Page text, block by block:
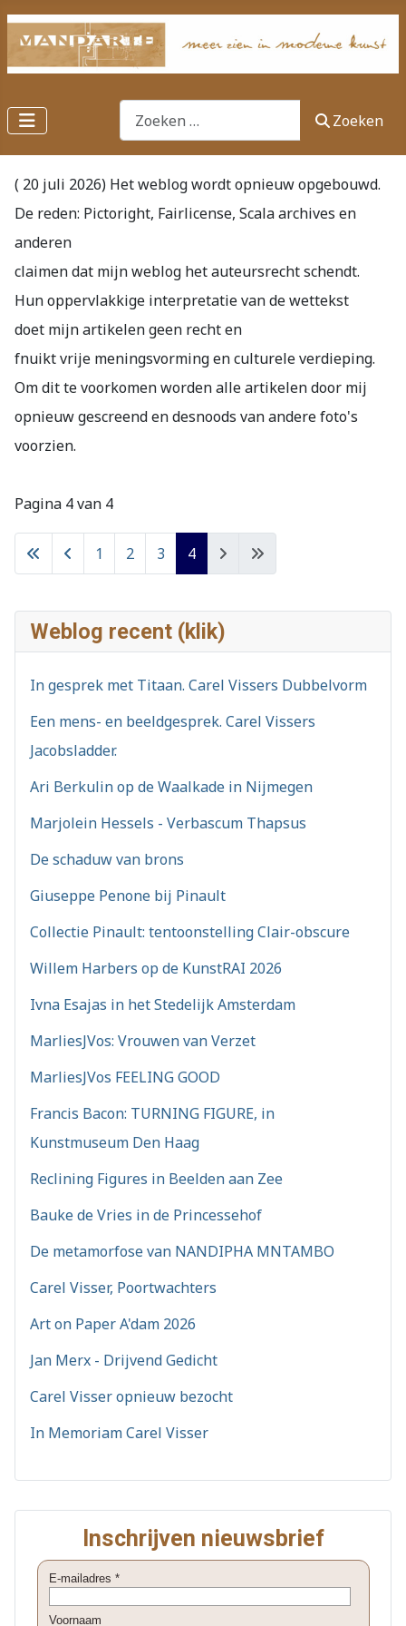
Zoeken Zoeken
( 20 juli 2026) Het weblog wordt opnieuw opgebouwd.
De reden: Pictoright, Fairlicense, Scala archives en
anderen
claimen dat mijn weblog het auteursrecht schendt.
Hun oppervlakkige interpretatie van de wettekst
doet mijn artikelen geen recht en
fnuikt vrije meningsvorming en culturele verdieping.
Om dit te voorkomen worden alle artikelen door mij
opnieuw gescreend en desnoods van andere foto's
voorzien.
Pagina 4 van 4
1 2 3 4
Weblog recent (klik)
In gesprek met Titaan. Carel Vissers Dubbelvorm
Een mens- en beeldgesprek. Carel Vissers
Jacobsladder.
Ari Berkulin op de Waalkade in Nijmegen
Marjolein Hessels - Verbascum Thapsus
De schaduw van brons
Giuseppe Penone bij Pinault
Collectie Pinault: tentoonstelling Clair-obscure
Willem Harbers op de KunstRAI 2026
Ivna Esajas in het Stedelijk Amsterdam
MarliesJVos: Vrouwen van Verzet
MarliesJVos FEELING GOOD
Francis Bacon: TURNING FIGURE, in
Kunstmuseum Den Haag
Reclining Figures in Beelden aan Zee
Bauke de Vries in de Princessehof
De metamorfose van NANDIPHA MNTAMBO
Carel Visser, Poortwachters
Art on Paper A'dam 2026
Jan Merx - Drijvend Gedicht
Carel Visser opnieuw bezocht
In Memoriam Carel Visser
Inschrijven nieuwsbrief